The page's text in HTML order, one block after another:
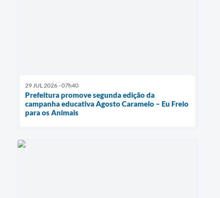
29 JUL 2026 - 07h40
Prefeitura promove segunda edição da
campanha educativa Agosto Caramelo – Eu Freio
para os Animais